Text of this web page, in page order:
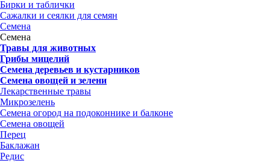
Бирки и таблички
Сажалки и сеялки для семян
Семена
Семена
Травы для животных
Грибы мицелий
Семена деревьев и кустарников
Семена овощей и зелени
Лекарственные травы
Микрозелень
Семена огород на подоконнике и балконе
Семена овощей
Перец
Баклажан
Редис